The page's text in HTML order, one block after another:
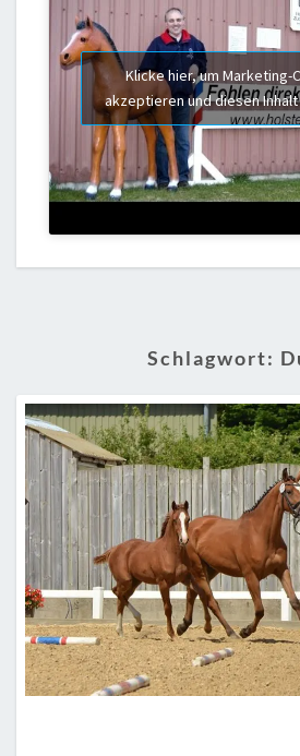
Klicke hier, um Marketing-
akzeptieren und diesen
Schlagwort: